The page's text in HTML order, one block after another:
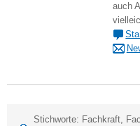
auch
Stichworte: Fachkraft,